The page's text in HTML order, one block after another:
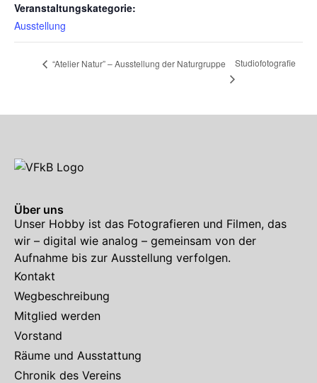
Veranstaltungskategorie:
Ausstellung
“Atelier Natur” – Ausstellung der Naturgruppe Studiofotografie
Über uns
Unser Hobby ist das Fotografieren und Filmen, das
wir – digital wie analog – gemeinsam von der
Aufnahme bis zur Ausstellung verfolgen.
Kontakt
Wegbeschreibung
Mitglied werden
Vorstand
Räume und Ausstattung
Chronik des Vereins